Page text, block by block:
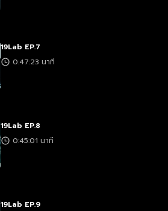
19Lab EP.7
0:47:23 นาที
19Lab EP.8
0:45:01 นาที
19Lab EP.9